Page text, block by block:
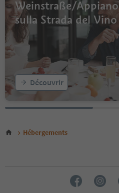
Weinstraße/Appiano
sulla Strada del Vino
Découvrir
Hébergements